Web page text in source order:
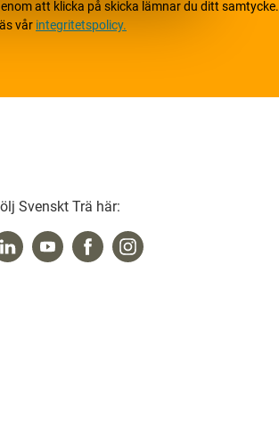
att klicka på skicka lämnar du ditt samtycke.
vår integritetspolicy.
Svenskt Trä här: